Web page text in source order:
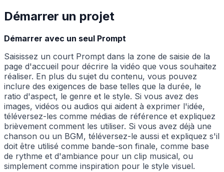
Démarrer un projet
Démarrer avec un seul Prompt
Saisissez un court Prompt dans la zone de saisie de la
page d'accueil pour décrire la vidéo que vous souhaitez
réaliser. En plus du sujet du contenu, vous pouvez
inclure des exigences de base telles que la durée, le
ratio d'aspect, le genre et le style. Si vous avez des
images, vidéos ou audios qui aident à exprimer l'idée,
téléversez-les comme médias de référence et expliquez
brièvement comment les utiliser. Si vous avez déjà une
chanson ou un BGM, téléversez-le aussi et expliquez s'il
doit être utilisé comme bande-son finale, comme base
de rythme et d'ambiance pour un clip musical, ou
simplement comme inspiration pour le style visuel.